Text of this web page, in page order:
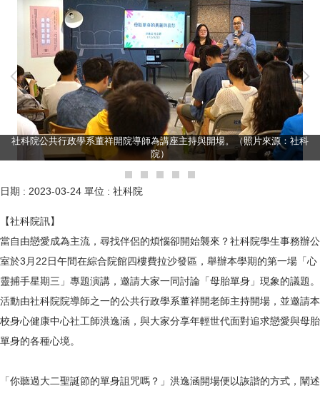
社科院公共行政學系董祥開院導師為講座主持與開場。（照片來源：社科
院）
日期 : 2023-03-24 單位 : 社科院
【社科院訊】
當自由戀愛成為主流，尋找伴侶的煩惱卻開始襲來？社科院學生事務辦公
室於3月22日午間在綜合院館四樓費拉沙發區，舉辦本學期的第一場「心
靈捕手星期三」專題演講，邀請大家一同討論「母胎單身」現象的議題。
活動由社科院院導師之一的公共行政學系董祥開老師主持開場，並邀請本
校身心健康中心社工師洪逸涵，與大家分享年輕世代面對追求戀愛與母胎
單身的各種心境。
「你聽過大二聖誕節的單身詛咒嗎？」洪逸涵開場便以詼諧的方式，闡述